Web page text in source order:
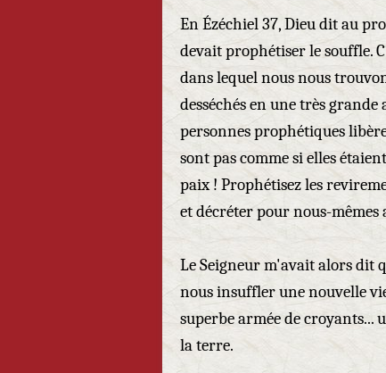
En Ézéchiel 37, Dieu dit au
devait prophétiser le souffle.
dans lequel nous nous
desséchés en une très
personnes prophétiques
sont pas comme si elles
paix ! Prophétisez les
et décréter pour nous-mêmes
Le Seigneur m'avait alors dit
nous insuffler une nouvelle
superbe armée de
la terre.